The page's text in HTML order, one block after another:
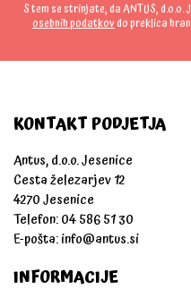
S tem se strinjate, da ANTUS,
osebnih podatkovdo preklica
KONTAKT PODJETJA
Antus, d.o.o. Jesenice
Cesta železarjev 12
4270 Jesenice
Telefon: 04 586 51 30
E-pošta:info@antus.si
INFORMACIJE